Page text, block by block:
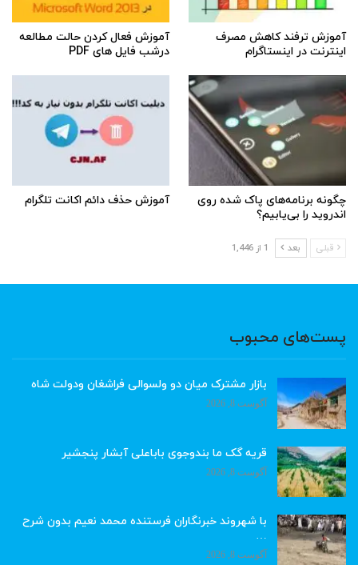
آموزش ترفند کاهش مصرف
اینترنت در اینستاگرام
آموزش فعال کردن حالت مطالعه
درشب فایل های PDF
چگونه برنامه‌های پاک شده روی
اندروید را بی‌یابیم؟
آموزش حذف دائم اکانت تلگرام
قبلی بعد 1 از 1,446
پست‌های محبوب
بازار مشترک میان دو ولسوالی فراشغان ودولت شاه
آگوست 8, 2026
قریه گک ما بندوجوی باباعلی آبشار پنجشیر
آگوست 8, 2026
با شهروند خبرنگاران فرستنده محمد نعیم بدون شرح
…
آگوست 8, 2026